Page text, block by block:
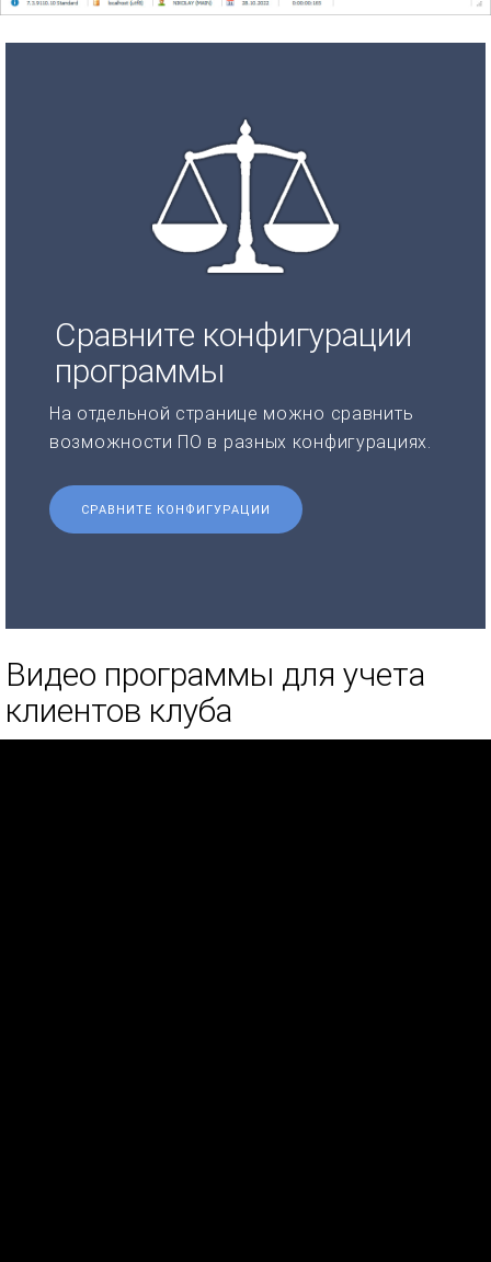
Сравните конфигурации
программы
На отдельной странице можно сравнить
возможности ПО в разных конфигурациях.
СРАВНИТЕ КОНФИГУРАЦИИ
Видео программы для учета
клиентов клуба